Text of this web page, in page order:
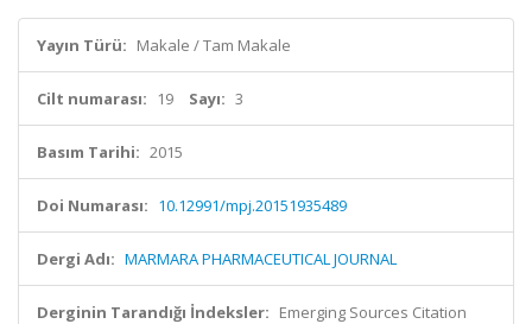
Yayın Türü: Makale / Tam Makale
Cilt numarası: 19 Sayı: 3
Basım Tarihi: 2015
Doi Numarası: 10.12991/mpj.20151935489
Dergi Adı: MARMARA PHARMACEUTICAL JOURNAL
Derginin Tarandığı İndeksler: Emerging Sources Citation